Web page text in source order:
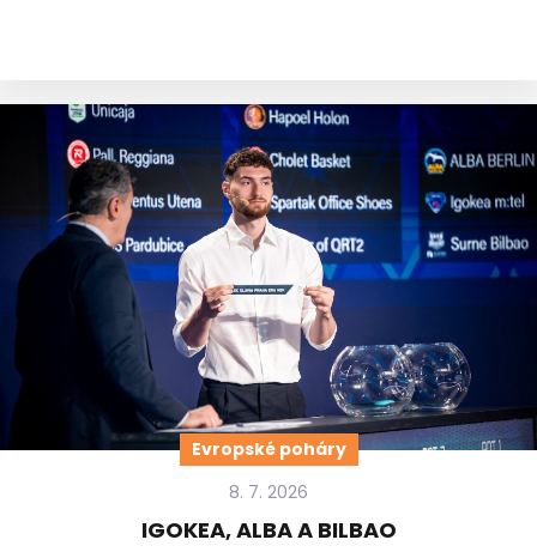
Evropské poháry
8. 7. 2026
IGOKEA, ALBA A BILBAO